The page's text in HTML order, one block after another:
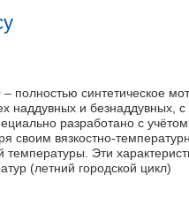
– полностью синтетическое
наддувных и безнаддувных,
разработано с
своим вязкостно-
температуры. Эти
(летний городской цикл)